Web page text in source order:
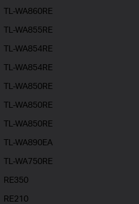
TL-WA860RE
TL-WA855RE
TL-WA854RE
TL-WA854RE
TL-WA850RE
TL-WA850RE
TL-WA850RE
TL-WA890EA
TL-WA750RE
RE350
RE210